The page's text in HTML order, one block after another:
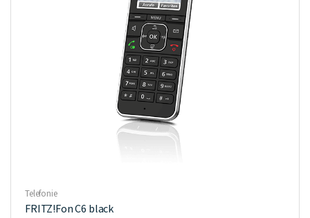
Telefonie
FRITZ!Fon C6 black